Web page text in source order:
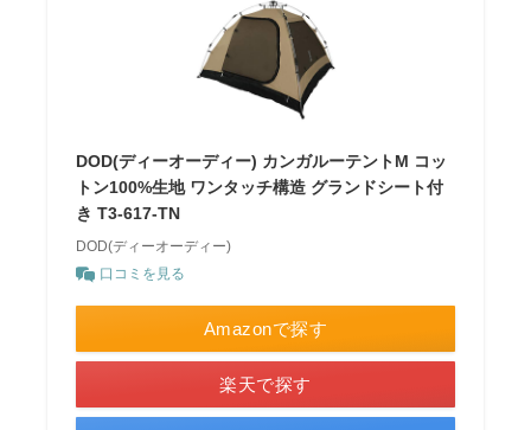
DOD(ディーオーディー) カンガルーテントM コッ
トン100%生地 ワンタッチ構造 グランドシート付
き T3-617-TN
DOD(ディーオーディー)
口コミを見る
Amazonで探す
楽天で探す